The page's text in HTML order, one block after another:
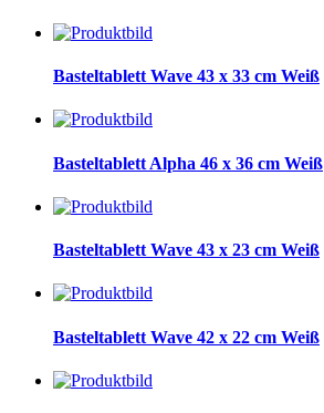
Basteltablett Wave 43 x 33 cm Weiß
Basteltablett Alpha 46 x 36 cm Weiß
Basteltablett Wave 43 x 23 cm Weiß
Basteltablett Wave 42 x 22 cm Weiß